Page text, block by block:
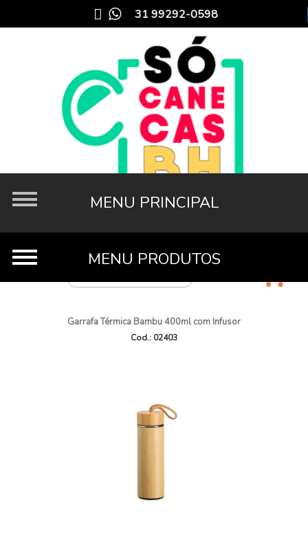
31 99292-0598
Garrafa Térmica Bambu 400ml com Infusor
Cod.: 02403